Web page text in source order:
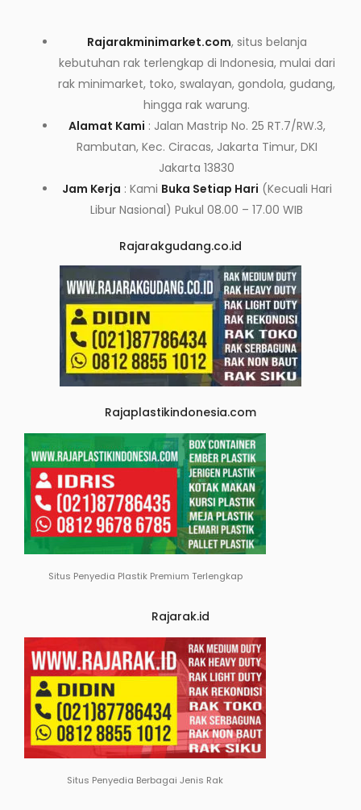
Rajarakminimarket.com, situs belanja
kebutuhan rak terlengkap di Indonesia, mulai dari
rak minimarket, toko, swalayan, gondola, gudang,
hingga rak warung.
Alamat Kami : Jalan Mastrip No. 25 RT.7/RW.3,
Rambutan, Kec. Ciracas, Jakarta Timur, DKI
Jakarta 13830
Jam Kerja : Kami Buka Setiap Hari (Kecuali Hari
Libur Nasional) Pukul 08.00 – 17.00 WIB
Rajarakgudang.co.id
Rajaplastikindonesia.com
Situs Penyedia Plastik Premium Terlengkap
Rajarak.id
Situs Penyedia Berbagai Jenis Rak